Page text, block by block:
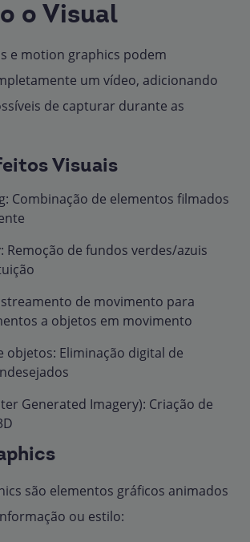
o Visual
e motion graphics podem
um vídeo, adicionando
de capturar durante as
Visuais
Combinação de elementos filmados
Remoção de fundos verdes/azuis
de movimento para
a objetos em movimento
objetos: Eliminação digital de
Generated Imagery): Criação de
são elementos gráficos animados
ou estilo: